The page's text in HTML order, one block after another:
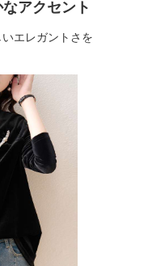
アクセント
エレガントさを